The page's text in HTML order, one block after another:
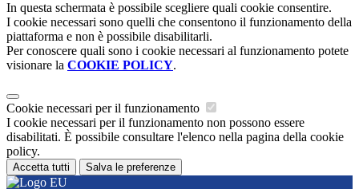
In questa schermata è possibile scegliere quali cookie consentire.
I cookie necessari sono quelli che consentono il funzionamento della
piattaforma e non è possibile disabilitarli.
Per conoscere quali sono i cookie necessari al funzionamento potete
visionare la COOKIE POLICY.
Cookie necessari per il funzionamento
I cookie necessari per il funzionamento non possono essere
disabilitati. È possibile consultare l'elenco nella pagina della cookie
policy.
Accetta tutti Salva le preferenze